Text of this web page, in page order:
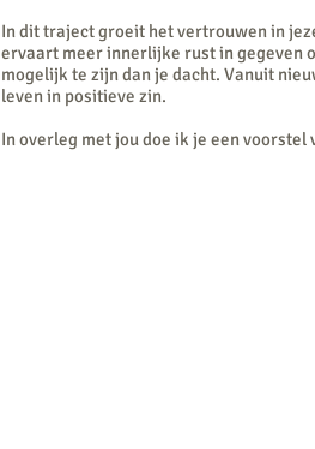
In dit traject groeit het vertrouwen in
ervaart meer innerlijke rust in gegeven
mogelijk te zijn dan je dacht. Vanuit
leven in positieve zin.
In overleg met jou doe ik je een voorstel